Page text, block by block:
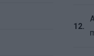
12.